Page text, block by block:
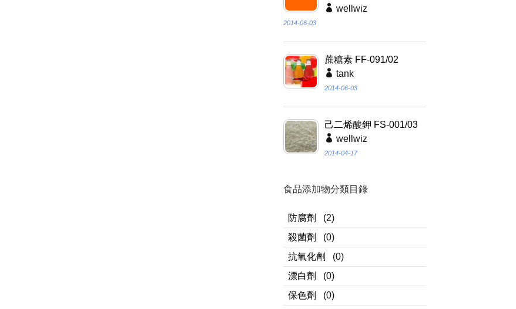
wellwiz
2014-06-03
蔗糖素 FF-091/02
tank
2014-06-03
己二烯酸鉀 FS-001/03
wellwiz
2014-04-17
食品添加物分類目錄
防腐劑
(2)
殺菌劑
(0)
抗氧化劑
(0)
漂白劑
(0)
保色劑
(0)